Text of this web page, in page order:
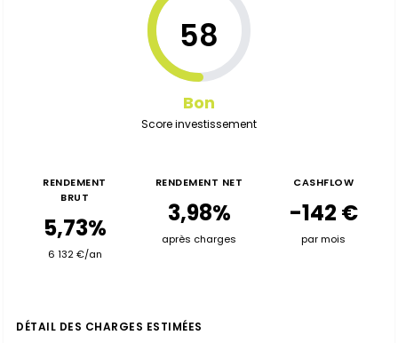
58
Bon
Score investissement
RENDEMENT
BRUT
5,73%
6 132 €/an
RENDEMENT NET
3,98%
après charges
CASHFLOW
-142 €
par mois
DÉTAIL DES CHARGES ESTIMÉES